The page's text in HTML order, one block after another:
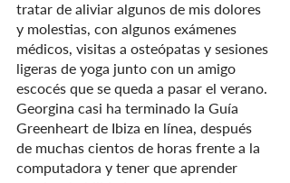
tratar de aliviar algunos de mis dolores
y molestias, con algunos exámenes
médicos, visitas a osteópatas y sesiones
ligeras de yoga junto con un amigo
escocés que se queda a pasar el verano.
Georgina casi ha terminado la Guía
Greenheart de Ibiza en línea, después
de muchas cientos de horas frente a la
computadora y tener que aprender